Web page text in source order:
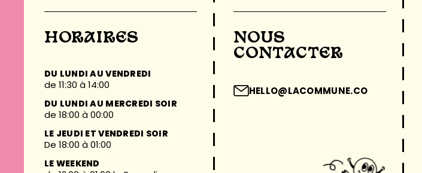
HORAIRES
DU LUNDI AU VENDREDI
de 11:30 à 14:00
DU LUNDI AU MERCREDI SOIR
de 18:00 à 00:00
LE JEUDI ET VENDREDI SOIR
De 18:00 à 01:00
LE WEEKEND
NOUS
CONTACTER
HELLO@LACOMMUNE.CO